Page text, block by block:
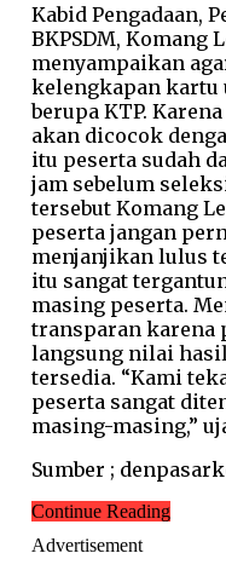
Kabid Pengadaan,
BKPSDM, Komang
menyampaikan
kelengkapan
berupa KTP.
akan dicocok
itu peserta sudah
jam sebelum
tersebut Komang
peserta jangan
menjanjikan lulus
itu sangat
masing peserta.
transparan karena
langsung nilai
tersedia. “Kami
peserta sangat
masing-masing,”
Sumber ;
Continue Reading
Advertisement